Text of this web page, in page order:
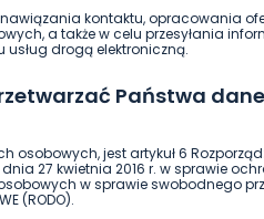
kontaktu, opracowania
a także w celu przesyłania
drogą elektroniczną.
Państwa dane
osobowych, jest artykuł 6
27 kwietnia 2016 r. w sprawie
w sprawie swobodnego
(RODO).